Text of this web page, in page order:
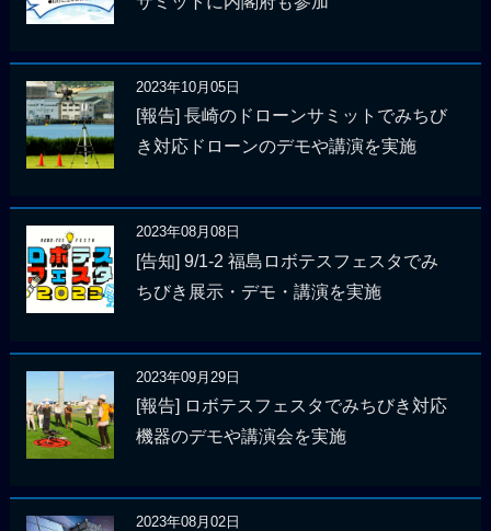
2023年10月05日
[報告] 長崎のドローンサミットでみちび
き対応ドローンのデモや講演を実施
2023年08月08日
[告知] 9/1-2 福島ロボテスフェスタでみ
ちびき展示・デモ・講演を実施
2023年09月29日
[報告] ロボテスフェスタでみちびき対応
機器のデモや講演会を実施
2023年08月02日